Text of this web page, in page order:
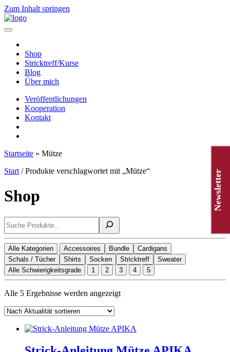
Zum Inhalt springen
Hauptnavigation
Shop
Stricktreff/Kurse
Blog
Über mich
Veröffentlichungen
Kooperation
Kontakt
Startseite » Mütze
Start / Produkte verschlagwortet mit „Mütze“
Shop
Suchen
Alle Kategorien Accessoires Bundle
Cardigans
Schals / Tücher
Shirts Socken Stricktreff
Sweater
Alle Schwierigkeitsgrade
1 2 3 4 5
Alle 5 Ergebnisse werden angezeigtNach
Newsletter